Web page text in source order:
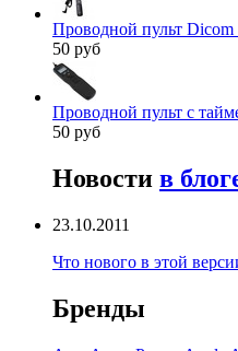
Проводной пульт
50 руб
Проводной пульт с
50 руб
Новости в
23.10.2011
Что нового в этой
Бренды